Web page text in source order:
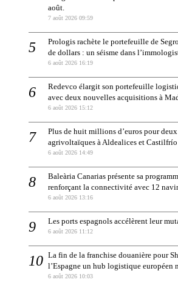
août.
7 août 2026 09:59
Prologis rachète le portefeuille de
de dollars : un séisme dans
6 août 2026 16:19
Redevco élargit son portefeuille
avec deux nouvelles acquisitions à
6 août 2026 15:12
Plus de huit millions d’euros pour
agrivoltaïques à Aldealices et Castilfrío
6 août 2026 14:49
Baleària Canarias présente sa
renforçant la connectivité avec 12
6 août 2026 13:16
Les ports espagnols accélèrent leur
6 août 2026 11:12
La fin de la franchise douanière pour
l’Espagne un hub logistique européen
6 août 2026 10:03